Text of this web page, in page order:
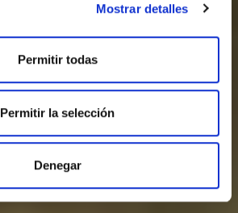
Mostrar detalles
Permitir todas
Permitir la selección
Denegar